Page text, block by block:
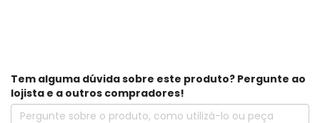
Tem alguma dúvida sobre este produto? Pergunte ao
lojista e a outros compradores!